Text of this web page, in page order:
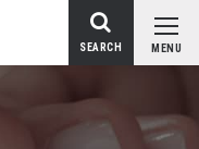
MENU
SEARCH